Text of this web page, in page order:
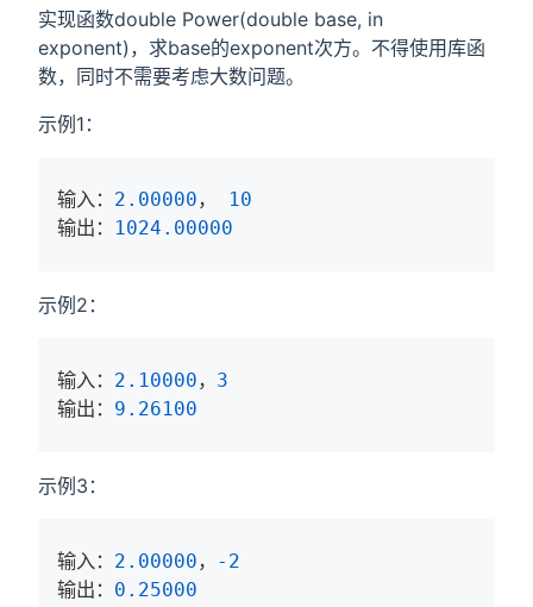
实现函数double Power(double base, in
exponent)，求base的exponent次方。不得使用库函
数，同时不需要考虑大数问题。
示例1：
输入： 2.00000 ，
10
输出：
1024.00000
示例2：
输入： 2.10000 ， 3
输出： 9.26100
示例3：
输入： 2.00000 ，
-2
输出： 0.25000